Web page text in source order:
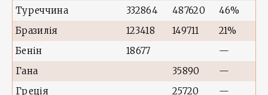
Туреччина 332864 487620
46%
Бразилія
123418 149711
21%
Бенін
18677
—
Гана
35890
—
Греція
25720
—